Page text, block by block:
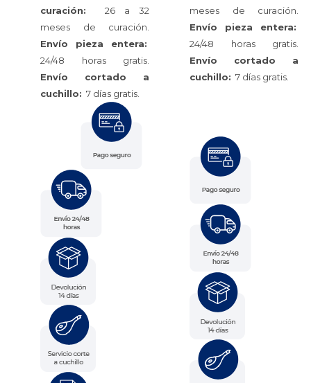
curación: 26 a 32
meses de curación.
Envío pieza entera:
24/48 horas gratis.
Envío cortado a
cuchillo: 7 días gratis.
meses de curación.
Envío pieza entera:
24/48 horas gratis.
Envío cortado a
cuchillo: 7 días gratis.